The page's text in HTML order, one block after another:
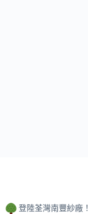
登陸荃灣南豐紗廠